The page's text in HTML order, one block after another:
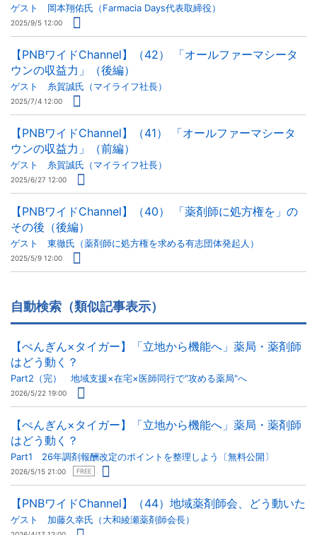
ゲスト 岡本翔佑氏（Farmacia Days代表取締役）
2025/9/5 12:00
【PNBワイドChannel】（42） 「オールファーマシータ
ウンの収益力」（後編）
ゲスト 糸賀誠氏（マイライフ社長）
2025/7/4 12:00
【PNBワイドChannel】（41） 「オールファーマシータ
ウンの収益力」（前編）
ゲスト 糸賀誠氏（マイライフ社長）
2025/6/27 12:00
【PNBワイドChannel】（40） 「薬剤師に処方権を」の
その後（後編）
ゲスト 東徹氏（薬剤師に処方権を求める有志団体発起人）
2025/5/9 12:00
自動検索（類似記事表示）
【ぺんぎん×タイガー】「立地から機能へ」薬局・薬剤師
はどう動く？
Part2（完） 地域支援×在宅×医師同行で"攻める薬局"へ
2026/5/22 19:00
【ぺんぎん×タイガー】「立地から機能へ」薬局・薬剤師
はどう動く？
Part1 26年調剤報酬改定のポイントを整理しよう〔無料公開〕
2026/5/15 21:00 FREE
【PNBワイドChannel】（44）地域薬剤師会、どう動いた
ゲスト 加藤久幸氏（大和綾瀬薬剤師会長）